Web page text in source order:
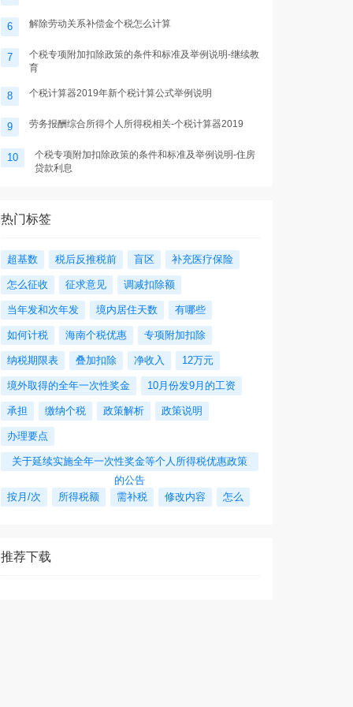
6 解除劳动关系补偿金个税怎么计算
7
个税专项附加扣除政策的条件和标准及举例说明-继续教
育
8 个税计算器2019年新个税计算公式举例说明
9 劳务报酬综合所得个人所得税相关-个税计算器2019
10
个税专项附加扣除政策的条件和标准及举例说明-住房
贷款利息
热门标签
超基数 税后反推税前 盲区 补充医疗保险
怎么征收 征求意见 调减扣除额
当年发和次年发 境内居住天数 有哪些
如何计税 海南个税优惠 专项附加扣除
纳税期限表 叠加扣除 净收入 12万元
境外取得的全年一次性奖金 10月份发9月的工资
承担 缴纳个税 政策解析 政策说明
办理要点
关于延续实施全年一次性奖金等个人所得税优惠政策
的公告
按月/次
所得税额 需补税 修改内容 怎么
推荐下载